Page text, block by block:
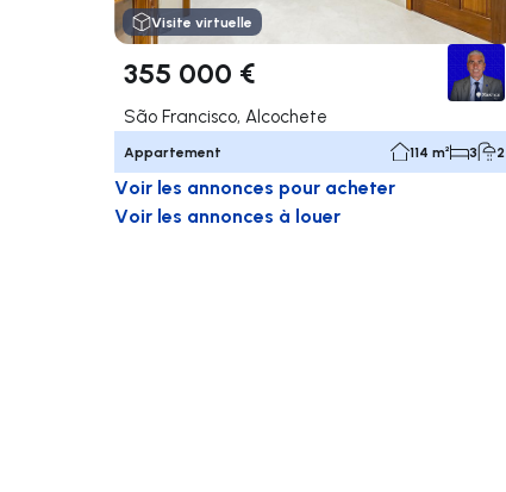
Visite virtuelle
355 000 €
São Francisco, Alcochete
Appartement 114 m² 3 2
Voir les annonces pour acheter
Voir les annonces à louer